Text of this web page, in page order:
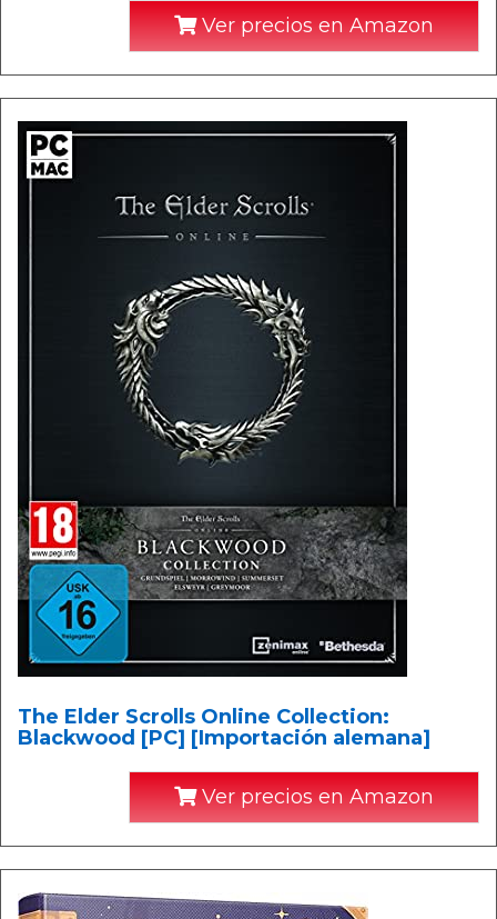
Ver precios en Amazon
The Elder Scrolls Online Collection:
Blackwood [PC] [Importación alemana]
Ver precios en Amazon